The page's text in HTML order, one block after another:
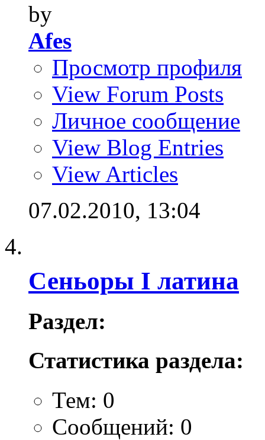
by
Afes
Просмотр профиля
View Forum Posts
Личное сообщение
View Blog Entries
View Articles
07.02.2010, 13:04
Сеньоры I латина
Раздел:
Статистика раздела:
Тем: 0
Сообщений: 0